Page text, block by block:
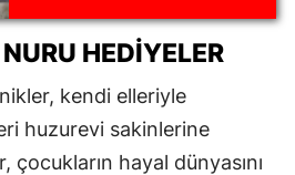
HEDIYELER
kendi elleriyle
huzurevi sakinlerine
çocukların hayal dünyasını